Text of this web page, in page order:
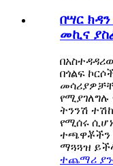
በሣር
መኪና
በአስተዳዳሪው
በጎልፍ
የሚያገለግሉ
ትንንሽ
የሚሰሩ
ተጫዋቾችን
ማጓጓዝ
ተጨማሪ